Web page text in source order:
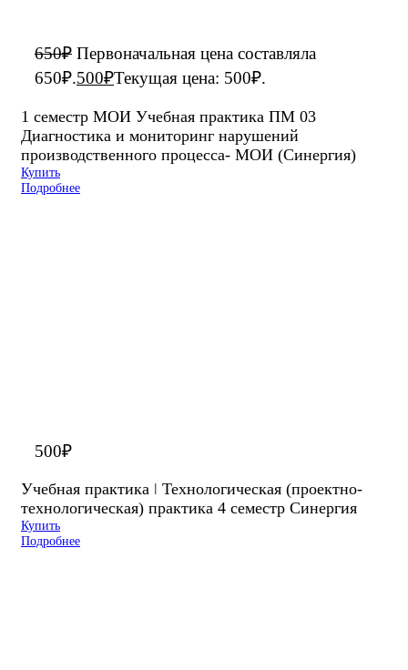
650₽ Первоначальная цена составляла
650₽.500₽Текущая цена: 500₽.
1 семестр МОИ Учебная практика ПМ 03
Диагностика и мониторинг нарушений
производственного процесса- МОИ (Синергия)
Купить
Подробнее
500₽
Учебная практика ǀ Технологическая (проектно-
технологическая) практика 4 семестр Синергия
Купить
Подробнее